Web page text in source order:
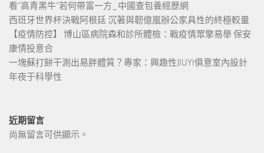
看“高青黑牛”若何帶富一方_中國查包養經歷網
西班牙世界杯決戰阿根廷 沉著與韌億嵐辦公家具性的終極較量
【疫情防控】 博山區病院森和診所體檢：戰疫情眾擎易舉 保安
康情投意合
一塊蘇打餅干測出易胖體質？專家：興趣性JIUYI俱意室內設計
年夜于科學性
近期留言
尚無留言可供顯示。